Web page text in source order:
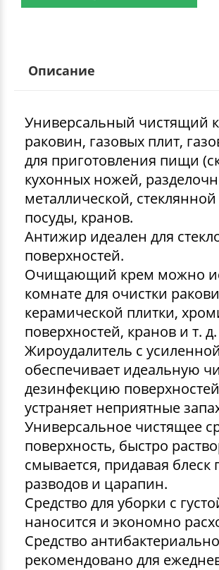
Описание
Универсальный чистящий
раковин, газовых плит,
для приготовления пищи
кухонных ножей,
металлической,
посуды, кранов.
Антижир идеален для
поверхностей.
Очищающий крем можно
комнате для очистки
керамической плитки,
поверхностей, кранов и т. д.
Жироудалитель с
обеспечивает идеальную
дезинфекцию
устраняет неприятные
Универсальное чистящее
поверхность, быстро
смывается, придавая блеск
разводов и царапин.
Средство для уборки с
наносится и экономно
Средство
рекомендовано для